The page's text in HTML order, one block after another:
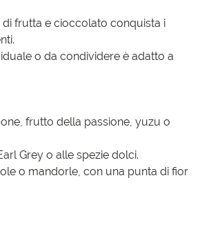
di frutta e cioccolato conquista i
o da condividere è adatto a
frutto della passione, yuzu o
Grey o alle spezie dolci.
o mandorle, con una punta di fior